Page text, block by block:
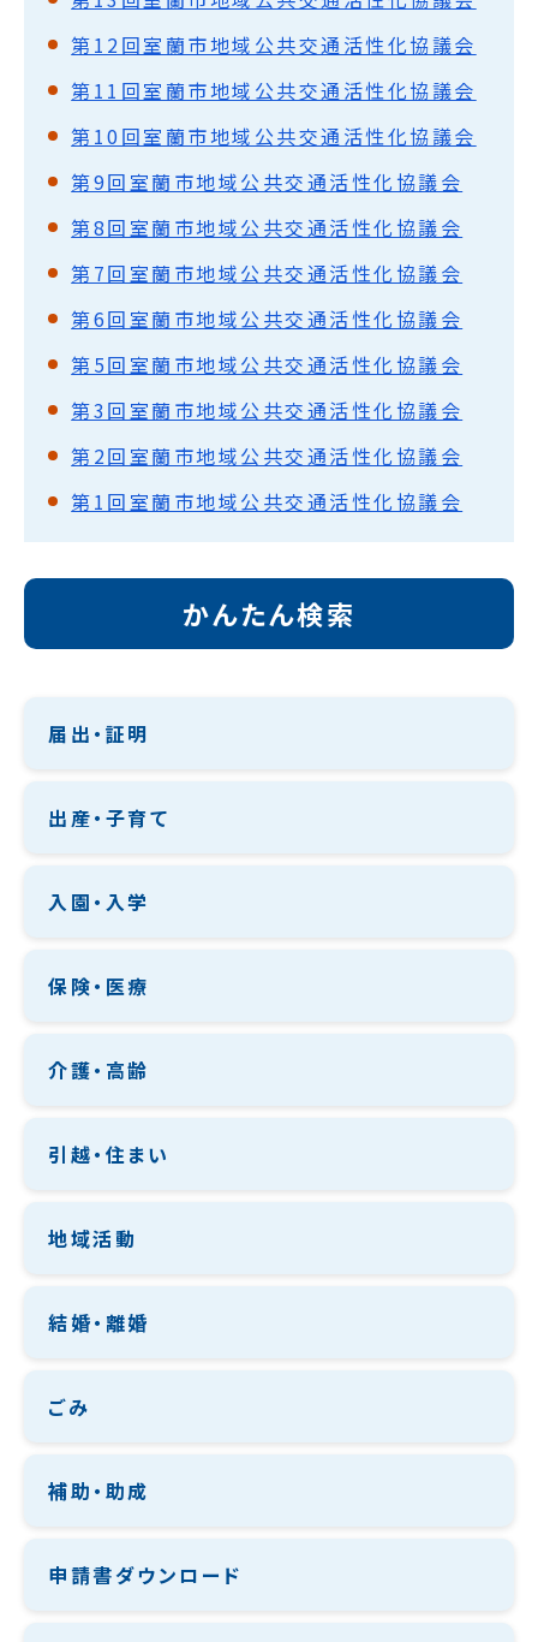
第12回室蘭市地域公共交通活性化協議会
第11回室蘭市地域公共交通活性化協議会
第10回室蘭市地域公共交通活性化協議会
第9回室蘭市地域公共交通活性化協議会
第8回室蘭市地域公共交通活性化協議会
第7回室蘭市地域公共交通活性化協議会
第6回室蘭市地域公共交通活性化協議会
第5回室蘭市地域公共交通活性化協議会
第3回室蘭市地域公共交通活性化協議会
第2回室蘭市地域公共交通活性化協議会
第1回室蘭市地域公共交通活性化協議会
かんたん検索
届出・証明
出産・子育て
入園・入学
保険・医療
介護・高齢
引越・住まい
地域活動
結婚・離婚
ごみ
補助・助成
申請書ダウンロード